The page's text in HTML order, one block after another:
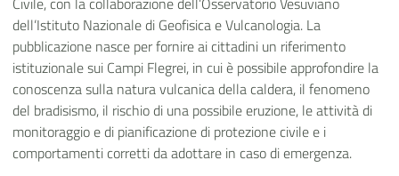
dell’Istituto Nazionale di Geofisica e Vulcanologia. La
pubblicazione nasce per fornire ai cittadini un riferimento
istituzionale sui Campi Flegrei, in cui è possibile approfondire la
conoscenza sulla natura vulcanica della caldera, il fenomeno
del bradisismo, il rischio di una possibile eruzione, le attività di
monitoraggio e di pianificazione di protezione civile e i
comportamenti corretti da adottare in caso di emergenza.